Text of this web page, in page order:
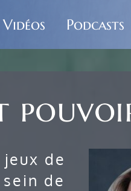
Vidéos Podcasts
de
de